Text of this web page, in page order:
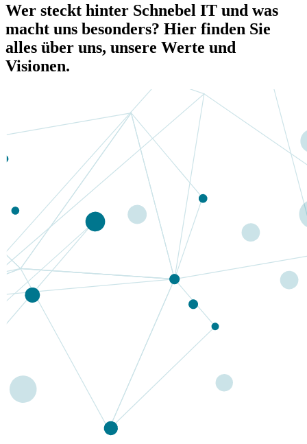
Wer steckt hinter Schnebel IT und was
macht uns besonders? Hier finden Sie
alles über uns, unsere Werte und
Visionen.